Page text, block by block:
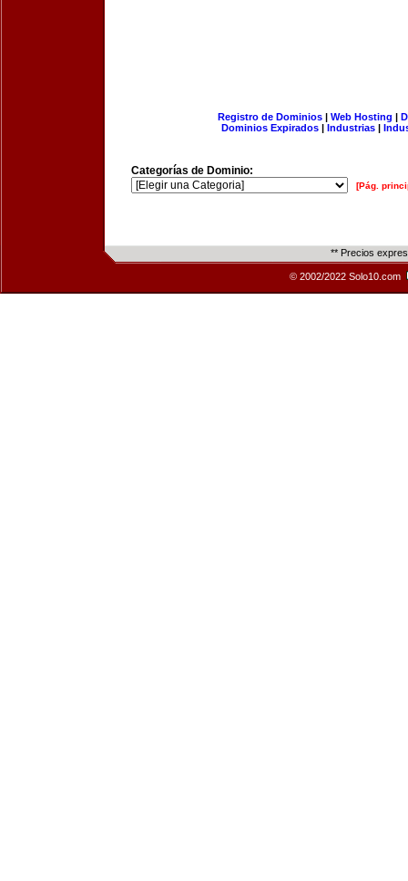
Registro de Dominios| Web Hosting |
Dominios Expirados | Industrias |
Categorías de Dominio:
[Pág.
** Precios
© 2002/2022 Solo10.com